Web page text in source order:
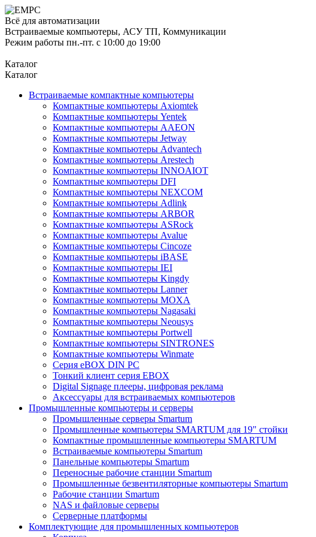
Всё для автоматизации
Встраиваемые компьютеры, АСУ ТП, Коммуникации
Режим работы пн.-пт. с 10:00 до 19:00
Каталог
Каталог
Встраиваемые компактные компьютеры
Компактные компьютеры Axiomtek
Компактные компьютеры Yentek
Компактные компьютеры AAEON
Компактные компьютеры Jetway
Компактные компьютеры Advantech
Компактные компьютеры Arestech
Компактные компьютеры INNOAIOT
Компактные компьютеры DFI
Компактные компьютеры NEXCOM
Компактные компьютеры Adlink
Компактные компьютеры ARBOR
Компактные компьютеры ASRock
Компактные компьютеры Avalue
Компактные компьютеры Cincoze
Компактные компьютеры iBASE
Компактные компьютеры IEI
Компактные компьютеры Kingdy
Компактные компьютеры Lanner
Компактные компьютеры MOXA
Компактные компьютеры Nagasaki
Компактные компьютеры Neousys
Компактные компьютеры Portwell
Компактные компьютеры SINTRONES
Компактные компьютеры Winmate
Серия eBOX DIN PC
Тонкий клиент серия EBOX
Digital Signage плееры, цифровая реклама
Аксессуары для встраиваемых компьютеров
Промышленные компьютеры и серверы
Промышленные серверы Smartum
Промышленные компьютеры SMARTUM для 19" стойки
Компактные промышленные компьютеры SMARTUM
Встраиваемые компьютеры Smartum
Панельные компьютеры Smartum
Переносные рабочие станции Smartum
Промышленные безвентиляторные компьютеры Smartum
Рабочие станции Smartum
NAS и файловые серверы
Серверные платформы
Комплектующие для промышленных компьютеров